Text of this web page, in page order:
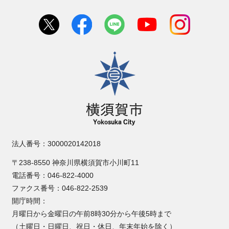
横須賀市
法人番号：3000020142018
〒238-8550 神奈川県横須賀市小川町11
電話番号：046-822-4000
ファクス番号：046-822-2539
開庁時間：
月曜日から金曜日の午前8時30分から午後5時まで
（土曜日・日曜日、祝日・休日、年末年始を除く）